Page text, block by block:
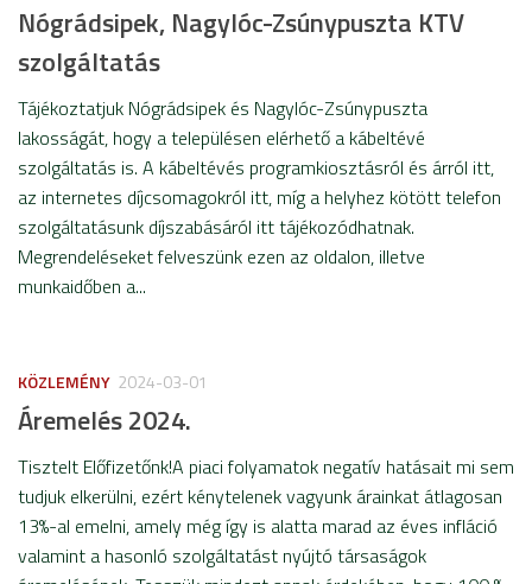
Nógrádsipek, Nagylóc-Zsúnypuszta KTV
szolgáltatás
Tájékoztatjuk Nógrádsipek és Nagylóc-Zsúnypuszta
lakosságát, hogy a településen elérhető a kábeltévé
szolgáltatás is. A kábeltévés programkiosztásról és árról itt,
az internetes díjcsomagokról itt, míg a helyhez kötött telefon
szolgáltatásunk díjszabásáról itt tájékozódhatnak.
Megrendeléseket felveszünk ezen az oldalon, illetve
munkaidőben a...
KÖZLEMÉNY 2024-03-01
Áremelés 2024.
Tisztelt Előfizetőnk!A piaci folyamatok negatív hatásait mi sem
tudjuk elkerülni, ezért kénytelenek vagyunk árainkat átlagosan
13%-al emelni, amely még így is alatta marad az éves infláció
valamint a hasonló szolgáltatást nyújtó társaságok